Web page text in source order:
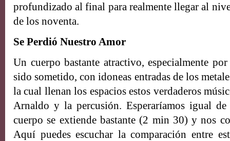
profundizado al final para realmente llegar al
de los noventa.
Se Perdió Nuestro Amor
Un cuerpo bastante atractivo, especialmente
sido sometido, con idoneas entradas de los
la cual llenan los espacios estos verdaderos
Arnaldo y la percusión. Esperaríamos igual
cuerpo se extiende bastante (2 min 30) y nos
Aquí puedes escuchar la comparación entre